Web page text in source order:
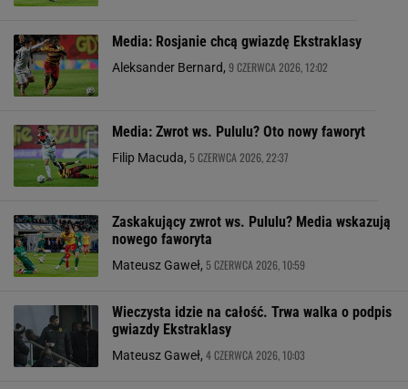
Media: Rosjanie chcą gwiazdę Ekstraklasy
Aleksander Bernard, 9 CZERWCA 2026, 12:02
Media: Zwrot ws. Pululu? Oto nowy faworyt
Filip Macuda, 5 CZERWCA 2026, 22:37
Zaskakujący zwrot ws. Pululu? Media wskazują
nowego faworyta
Mateusz Gaweł, 5 CZERWCA 2026, 10:59
Wieczysta idzie na całość. Trwa walka o podpis
gwiazdy Ekstraklasy
Mateusz Gaweł, 4 CZERWCA 2026, 10:03